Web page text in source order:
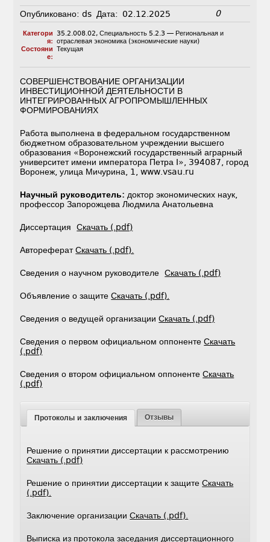
Опубликовано: ds Дата: 02.12.2025 0
Категори
я:
35.2.008.02, Специальность 5.2.3 — Региональная и
отраслевая экономика (экономические науки)
Состояни
е:
Текущая
СОВЕРШЕНСТВОВАНИЕ ОРГАНИЗАЦИИ
ИНВЕСТИЦИОННОЙ ДЕЯТЕЛЬНОСТИ В
ИНТЕГРИРОВАННЫХ АГРОПРОМЫШЛЕННЫХ
ФОРМИРОВАНИЯХ
Работа выполнена в федеральном государственном
бюджетном образовательном учреждении высшего
образования «Воронежский государственный аграрный
университет имени императора Петра I», 394087, город
Воронеж, улица Мичурина, 1, www.vsau.ru
Научный руководитель: доктор экономических наук,
профессор Запорожцева Людмила Анатольевна
ДиссертацияСкачать (.pdf)
АвторефератСкачать (.pdf).
Сведения о научном руководителеСкачать (.pdf)
Объявление о защитеСкачать (.pdf).
Сведения о ведущей организацииСкачать (.pdf)
Сведения о первом официальном оппонентеСкачать
(.pdf)
Сведения о втором официальном оппонентеСкачать
(.pdf)
Протоколы и заключения Отзывы
Решение о принятии диссертации к рассмотрению
Скачать (.pdf)
Решение о принятии диссертации к защитеСкачать
(.pdf).
Заключение организацииСкачать (.pdf).
Выписка из протокола заседания диссертационного